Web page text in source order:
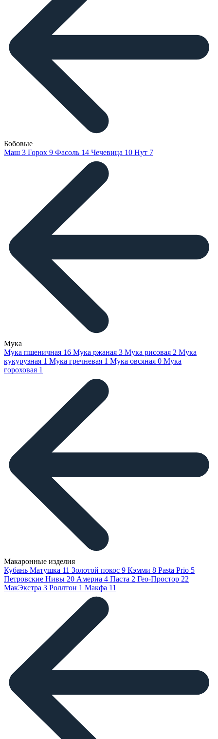
Бобовые
Маш 3 Горох 9 Фасоль 14 Чечевица 10 Нут 7
Мука
Мука пшеничная 16 Мука ржаная 3 Мука рисовая 2 Мука
кукурузная 1 Мука гречневая 1 Мука овсяная 0 Мука
гороховая 1
Макаронные изделия
Кубань Матушка 11 Золотой покос 9 Кэмми 8 Pasta Prio 5
Петровские Нивы 20 Америа 4 Паста 2 Гео-Простор 22
МакЭкстра 3 Роллтон 1 Макфа 11